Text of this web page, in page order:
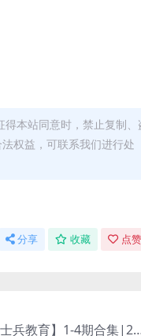
本站同意时，禁止复制、
权益，可联系我们进行处
分享 收藏 点
兵教育】1-4期合集|20